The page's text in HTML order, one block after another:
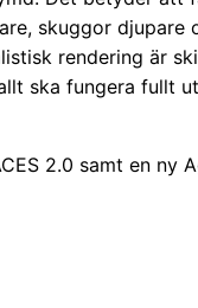
skuggor djupare
rendering är
ska fungera fullt
2.0 samt en ny